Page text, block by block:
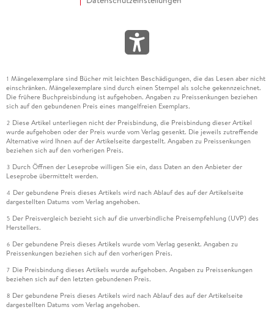
1 Mängelexemplare sind Bücher mit leichten Beschädigungen, die das Lesen aber nicht
einschränken. Mängelexemplare sind durch einen Stempel als solche gekennzeichnet.
Die frühere Buchpreisbindung ist aufgehoben. Angaben zu Preissenkungen beziehen
sich auf den gebundenen Preis eines mangelfreien Exemplars.
2 Diese Artikel unterliegen nicht der Preisbindung, die Preisbindung dieser Artikel
wurde aufgehoben oder der Preis wurde vom Verlag gesenkt. Die jeweils zutreffende
Alternative wird Ihnen auf der Artikelseite dargestellt. Angaben zu Preissenkungen
beziehen sich auf den vorherigen Preis.
3 Durch Öffnen der Leseprobe willigen Sie ein, dass Daten an den Anbieter der
Leseprobe übermittelt werden.
4 Der gebundene Preis dieses Artikels wird nach Ablauf des auf der Artikelseite
dargestellten Datums vom Verlag angehoben.
5 Der Preisvergleich bezieht sich auf die unverbindliche Preisempfehlung (UVP) des
Herstellers.
6 Der gebundene Preis dieses Artikels wurde vom Verlag gesenkt. Angaben zu
Preissenkungen beziehen sich auf den vorherigen Preis.
7 Die Preisbindung dieses Artikels wurde aufgehoben. Angaben zu Preissenkungen
beziehen sich auf den letzten gebundenen Preis.
8 Der gebundene Preis dieses Artikels wird nach Ablauf des auf der Artikelseite
dargestellten Datums vom Verlag angehoben.